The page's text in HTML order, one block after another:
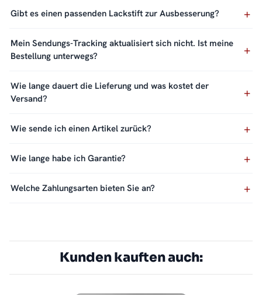
Gibt es einen passenden Lackstift zur Ausbesserung?
Mein Sendungs-Tracking aktualisiert sich nicht. Ist meine
Bestellung unterwegs?
Wie lange dauert die Lieferung und was kostet der
Versand?
Wie sende ich einen Artikel zurück?
Wie lange habe ich Garantie?
Welche Zahlungsarten bieten Sie an?
Kunden kauften auch: